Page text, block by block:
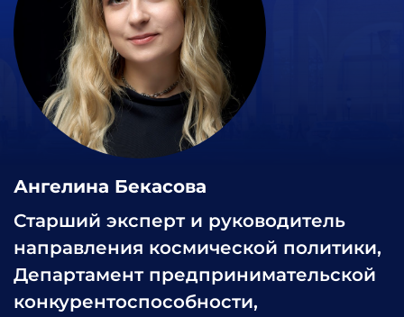
Ангелина Бекасова
Старший эксперт и руководитель
направления космической политики,
Департамент предпринимательской
конкурентоспособности,